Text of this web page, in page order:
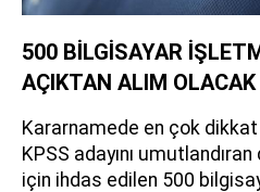
500 BİLGİSAYAR
AÇIKTAN ALIM
Kararnamede en çok
KPSS adayını
için ihdas edilen 500